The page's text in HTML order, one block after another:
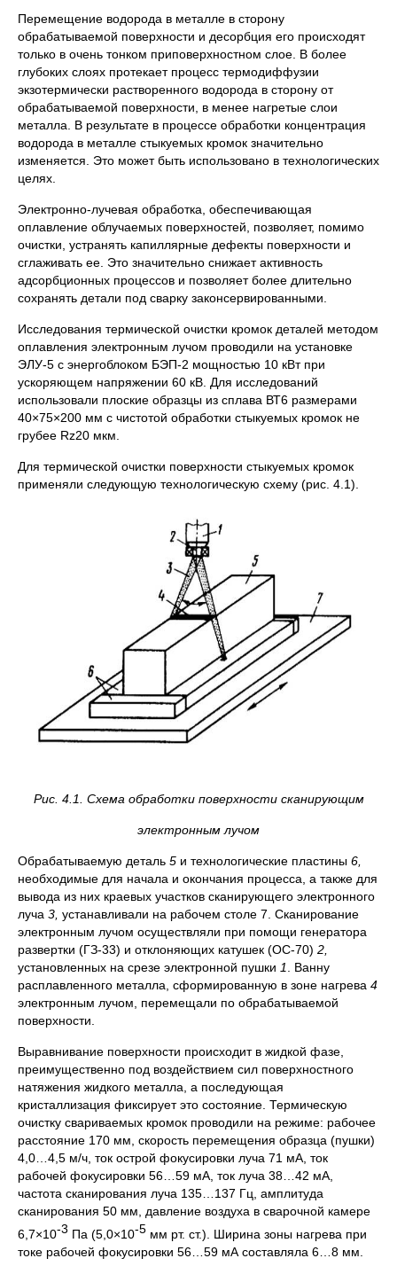
Перемещение водорода в металле в сторону
обрабатываемой поверхности и десорбция его происходят
только в очень тонком приповерхностном слое. В более
глубоких слоях протекает процесс термодиффузии
экзотермически растворенного водорода в сторону от
обрабатываемой поверхности, в менее нагретые слои
металла. В результате в процессе обработки концентрация
водорода в металле стыкуемых кромок значительно
изменяется. Это может быть использовано в технологических
целях.
Электронно-лучевая обработка, обеспечивающая
оплавление облучаемых поверхностей, позволяет, помимо
очистки, устранять капиллярные дефекты поверхности и
сглаживать ее. Это значительно снижает активность
адсорбционных процессов и позволяет более длительно
сохранять детали под сварку законсервированными.
Исследования термической очистки кромок деталей методом
оплавления электронным лучом проводили на установке
ЭЛУ-5 с энергоблоком БЭП-2 мощностью 10 кВт при
ускоряющем напряжении 60 кВ. Для исследований
использовали плоские образцы из сплава ВТ6 размерами
40×75×200 мм с чистотой обработки стыкуемых кромок не
грубее Rz20 мкм.
Для термической очистки поверхности стыкуемых кромок
применяли следующую технологическую схему (рис. 4.1).
Рис. 4.1. Схема обработки поверхности сканирующим
электронным лучом
Обрабатываемую деталь 5 и технологические пластины 6,
необходимые для начала и окончания процесса, а также для
вывода из них краевых участков сканирующего электронного
луча 3, устанавливали на рабочем столе 7. Сканирование
электронным лучом осуществляли при помощи генератора
развертки (ГЗ-33) и отклоняющих катушек (ОС-70) 2,
установленных на срезе электронной пушки 1
. Ванну
расплавленного металла, сформированную в зоне нагрева 4
электронным лучом, перемещали по обрабатываемой
поверхности.
Выравнивание поверхности происходит в жидкой фазе,
преимущественно под воздействием сил поверхностного
натяжения жидкого металла, а последующая
кристаллизация фиксирует это состояние. Термическую
очистку свариваемых кромок проводили на режиме: рабочее
расстояние 170 мм, скорость перемещения образца (пушки)
4,0…4,5 м/ч, ток острой фокусировки луча 71 мА, ток
рабочей фокусировки 56…59 мА, ток луча 38…42 мА,
частота сканирования луча 135…137 Гц, амплитуда
сканирования 50 мм, давление воздуха в сварочной камере
6,7×10-3 Па (5,0×10-5 мм рт. ст.). Ширина зоны нагрева при
токе рабочей фокусировки 56…59 мА составляла 6…8 мм.